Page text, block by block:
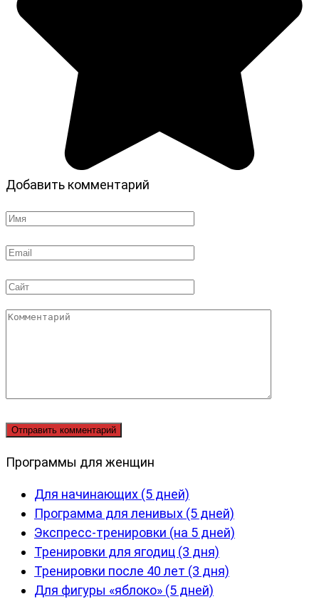
Добавить комментарий
Имя
Email
Сайт
Комментарий
Программы для женщин
Для начинающих (5 дней)
Программа для ленивых (5 дней)
Экспресс-тренировки (на 5 дней)
Тренировки для ягодиц (3 дня)
Тренировки после 40 лет (3 дня)
Для фигуры «яблоко» (5 дней)